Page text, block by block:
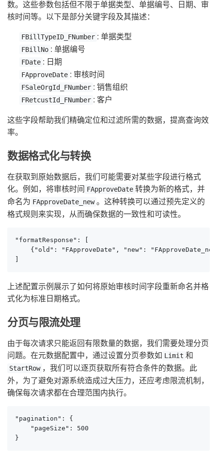
数。这些参数包括但不限于单据类型、单据编号、日期、审
核时间等。以下是部分关键字段及其描述：
FBillTypeID_FNumber : 单据类型
FBillNo : 单据编号
FDate : 日期
FApproveDate : 审核时间
FSaleOrgId_FNumber : 销售组织
FRetcustId_FNumber : 客户
这些字段帮助我们精确定位和过滤所需的数据，提高查询效
率。
数据格式化与转换
在获取到原始数据后，我们可能需要对某些字段进行格式
化。例如，将审核时间 FApproveDate 转换为新的格式，并
命名为 FApproveDate_new 。这种转换可以通过预先定义的
格式规则来实现，从而确保数据的一致性和可读性。
"formatResponse": [
{"old": "FApproveDate", "new":
上述配置示例展示了如何将原始审核时间字段重新命名并格
式化为标准日期格式。
分页与限流处理
由于每次请求只能返回有限数量的数据，我们需要处理分页
问题。在元数据配置中，通过设置分页参数如 Limit 和
StartRow ，我们可以逐页获取所有符合条件的数据。此
外，为了避免对源系统造成过大压力，还应考虑限流机制，
确保每次请求都在合理范围内执行。
"pagination": {
    "pageSize": 500
}